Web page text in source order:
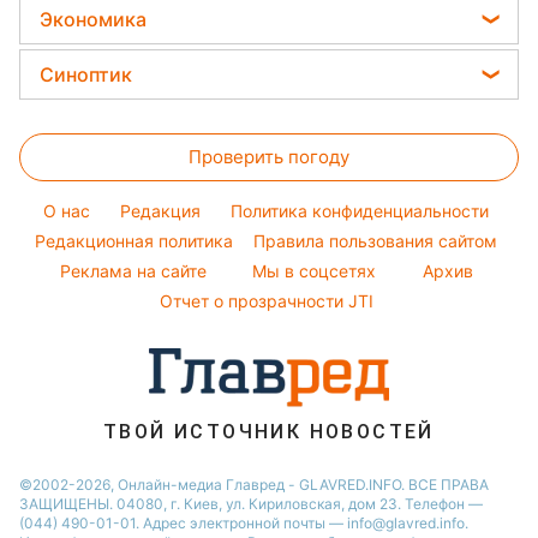
Новости Черкассы
Новости Житомира
Ольга Сумская
Филипп Киркоров
Елена Зеленская
Ани Лорак
Алла Пугачева
Максим Галкин
Настя Каменских
Простые блюда
Легкие десерты
Праздничное меню
Все о сале
Уборка
Авто
Стирка
Комнатные растения
Экономика
Цены на продукты
Денежная помощь
Курс валют
Синоптик
Магнитные бури
Погода на сегодня
Погода на завтра
Пылевая буря
Проверить погоду
O нас Редакция
Политика конфиденциальности
Редакционная политика
Правила пользования сайтом
Реклама на сайте
Мы в соцсетях
Архив
Отчет о прозрачности JTI
ТВОЙ ИСТОЧНИК НОВОСТЕЙ
©2002-2026, Онлайн-медиа Главред - GLAVRED.INFO. ВСЕ ПРАВА
ЗАЩИЩЕНЫ. 04080, г. Киев, ул. Кириловская, дом 23. Телефон —
(044) 490-01-01. Адрес электронной почты — info@glavred.info.